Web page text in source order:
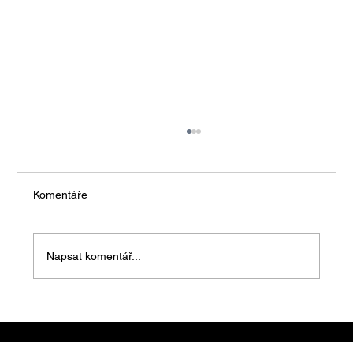
Komentáře
Napsat komentář...